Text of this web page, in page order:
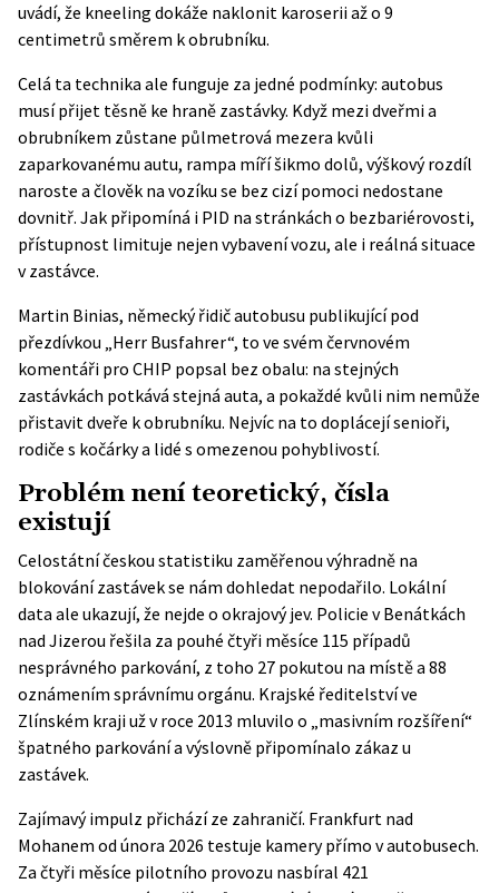
uvádí, že kneeling dokáže naklonit karoserii až o 9
centimetrů směrem k obrubníku.
Celá ta technika ale funguje za jedné podmínky: autobus
musí přijet těsně ke hraně zastávky. Když mezi dveřmi a
obrubníkem zůstane půlmetrová mezera kvůli
zaparkovanému autu, rampa míří šikmo dolů, výškový rozdíl
naroste a člověk na vozíku se bez cizí pomoci nedostane
dovnitř. Jak připomíná i PID na stránkách o bezbariérovosti,
přístupnost limituje nejen vybavení vozu, ale i reálná situace
v zastávce.
Martin Binias, německý řidič autobusu publikující pod
přezdívkou „Herr Busfahrer“, to ve svém červnovém
komentáři pro CHIP popsal bez obalu: na stejných
zastávkách potkává stejná auta, a pokaždé kvůli nim nemůže
přistavit dveře k obrubníku. Nejvíc na to doplácejí senioři,
rodiče s kočárky a lidé s omezenou pohyblivostí.
Problém není teoretický, čísla
existují
Celostátní českou statistiku zaměřenou výhradně na
blokování zastávek se nám dohledat nepodařilo. Lokální
data ale ukazují, že nejde o okrajový jev. Policie v Benátkách
nad Jizerou řešila za pouhé čtyři měsíce 115 případů
nesprávného parkování, z toho 27 pokutou na místě a 88
oznámením správnímu orgánu. Krajské ředitelství ve
Zlínském kraji už v roce 2013 mluvilo o „masivním rozšíření“
špatného parkování a výslovně připomínalo zákaz u
zastávek.
Zajímavý impulz přichází ze zahraničí. Frankfurt nad
Mohanem od února 2026 testuje kamery přímo v autobusech.
Za čtyři měsíce pilotního provozu nasbíral 421